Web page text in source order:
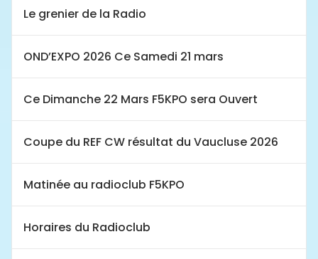
Le grenier de la Radio
OND’EXPO 2026 Ce Samedi 21 mars
Ce Dimanche 22 Mars F5KPO sera Ouvert
Coupe du REF CW résultat du Vaucluse 2026
Matinée au radioclub F5KPO
Horaires du Radioclub